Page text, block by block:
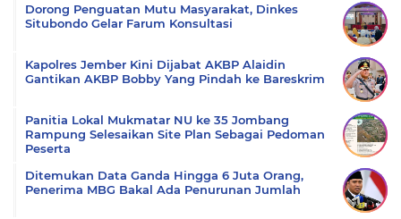
Dorong Penguatan Mutu Masyarakat, Dinkes
Situbondo Gelar Farum Konsultasi
Kapolres Jember Kini Dijabat AKBP Alaidin
Gantikan AKBP Bobby Yang Pindah ke Bareskrim
Panitia Lokal Mukmatar NU ke 35 Jombang
Rampung Selesaikan Site Plan Sebagai Pedoman
Peserta
Ditemukan Data Ganda Hingga 6 Juta Orang,
Penerima MBG Bakal Ada Penurunan Jumlah